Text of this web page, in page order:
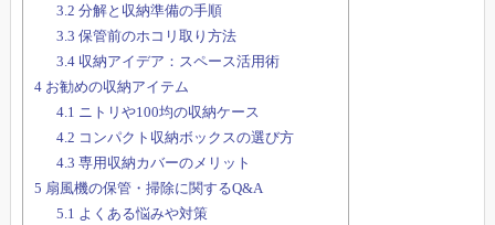
3.2 分解と収納準備の手順
3.3 保管前のホコリ取り方法
3.4収納アイデア：スペース活用術
4お勧めの収納アイテム
4.1 ニトリや100均の収納ケース
4.2 コンパクト収納ボックスの選び方
4.3 専用収納カバーのメリット
5 扇風機の保管・掃除に関するQ&A
5.1 よくある悩みや対策